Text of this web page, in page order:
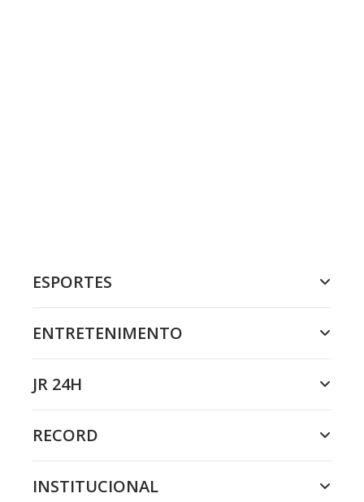
ESPORTES
ENTRETENIMENTO
JR 24H
RECORD
INSTITUCIONAL